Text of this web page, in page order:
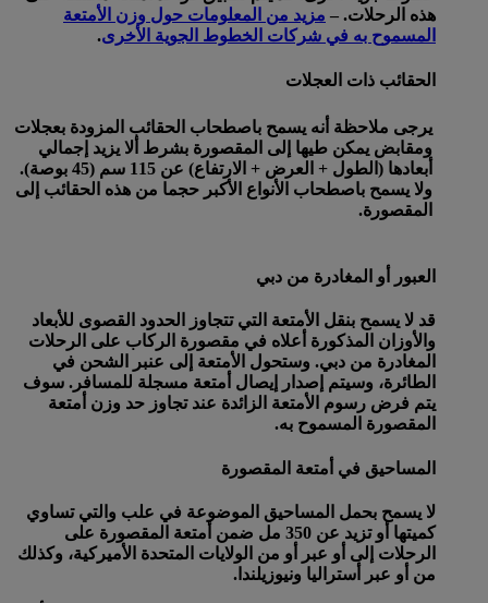
هذه الرحلات. – مزيد من المعلومات حول وزن الأمتعة
المسموح به في شركات الخطوط الجوية الأخرى.
الحقائب ذات العجلات
يرجى ملاحظة أنه يسمح باصطحاب الحقائب المزودة بعجلات
ومقابض يمكن طيها إلى المقصورة بشرط ألا يزيد إجمالي
أبعادها (الطول + العرض + الارتفاع) عن 115 سم (45 بوصة).
ولا يسمح باصطحاب الأنواع الأكبر حجما من هذه الحقائب إلى
المقصورة.
العبور أو المغادرة من دبي
قد لا يسمح بنقل الأمتعة التي تتجاوز الحدود القصوى للأبعاد
والأوزان المذكورة أعلاه في مقصورة الركاب على الرحلات
المغادرة من دبي. وستحول الأمتعة إلى عنبر الشحن في
الطائرة، وسيتم إصدار إيصال أمتعة مسجلة للمسافر. سوف
يتم فرض رسوم الأمتعة الزائدة عند تجاوز حد وزن أمتعة
المقصورة المسموح به.
المساحيق في أمتعة المقصورة
لا يسمح بحمل المساحيق الموضوعة في علب والتي تساوي
كميتها أو تزيد عن 350 مل ضمن أمتعة المقصورة على
الرحلات إلى أو عبر أو من الولايات المتحدة الأميركية، وكذلك
من أو عبر أستراليا ونيوزيلندا.